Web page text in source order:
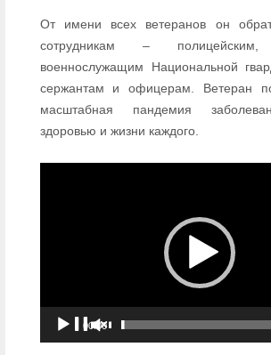
От имени всех ветеранов он
сотрудникам – полицейским,
военнослужащим Национальной
сержантам и офицерам. Ветеран
масштабная пандемия
здоровью и жизни каждого.
00:00